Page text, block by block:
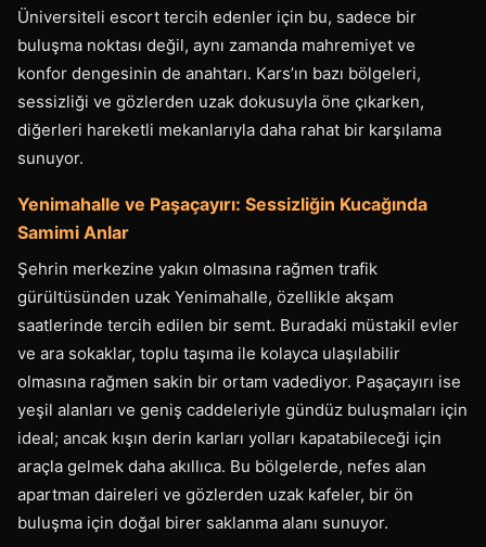
Üniversiteli escort tercih edenler için bu, sadece bir
buluşma noktası değil, aynı zamanda mahremiyet ve
konfor dengesinin de anahtarı. Kars’ın bazı bölgeleri,
sessizliği ve gözlerden uzak dokusuyla öne çıkarken,
diğerleri hareketli mekanlarıyla daha rahat bir karşılama
sunuyor.
Yenimahalle ve Paşaçayırı: Sessizliğin Kucağında
Samimi Anlar
Şehrin merkezine yakın olmasına rağmen trafik
gürültüsünden uzak Yenimahalle, özellikle akşam
saatlerinde tercih edilen bir semt. Buradaki müstakil evler
ve ara sokaklar, toplu taşıma ile kolayca ulaşılabilir
olmasına rağmen sakin bir ortam vadediyor. Paşaçayırı ise
yeşil alanları ve geniş caddeleriyle gündüz buluşmaları için
ideal; ancak kışın derin karları yolları kapatabileceği için
araçla gelmek daha akıllıca. Bu bölgelerde, nefes alan
apartman daireleri ve gözlerden uzak kafeler, bir ön
buluşma için doğal birer saklanma alanı sunuyor.